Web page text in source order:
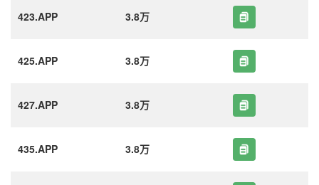
423.APP 3.8万
425.APP 3.8万
427.APP 3.8万
435.APP 3.8万